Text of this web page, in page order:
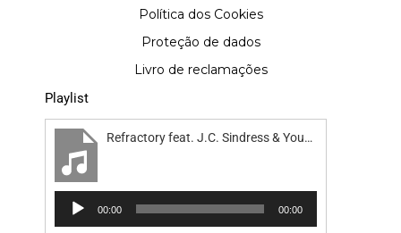
Política dos Cookies
Proteção de dados
Livro de reclamações
Playlist
Refractory feat. J.C. Sindress & Youn Sun Nah - Road
Reprodutor
00:00 00:00